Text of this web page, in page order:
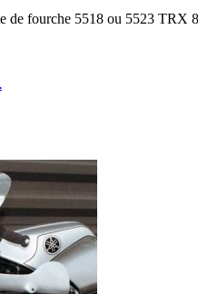
de fourche 5518 ou 5523 TRX